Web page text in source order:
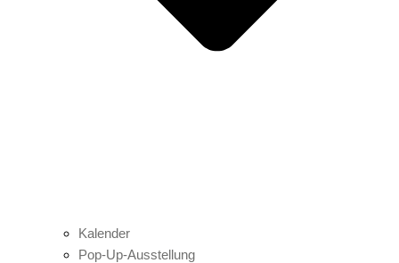
Kalender
Pop-Up-Ausstellung